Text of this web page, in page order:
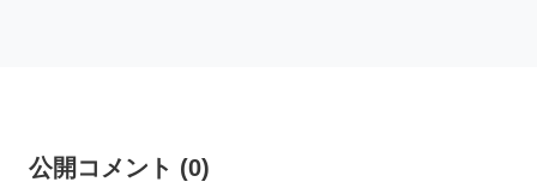
公開コメント (0)